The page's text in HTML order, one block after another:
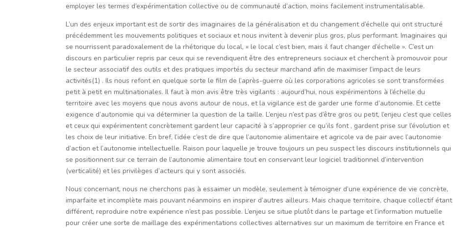
employer les termes d’expérimentation collective ou de communauté d’action, moins facilement instrumentalisable.
L’un des enjeux important est de sortir des imaginaires de la généralisation et du changement d’échelle qui ont structuré
précédemment les mouvements politiques et sociaux et nous invitent à devenir plus gros, plus performant. Imaginaires qui
se nourrissent paradoxalement de la rhétorique du local, « le local c’est bien, mais il faut changer d’échelle ». C’est un
discours en particulier repris par ceux qui se revendiquent être des entrepreneurs sociaux et cherchent à promouvoir pour
le secteur associatif des outils et des pratiques importés du secteur marchand afin de maximiser l’impact de leurs
activités(1) . Ils nous refont en quelque sorte le film de l’après-guerre où les corporations agricoles se sont transformées
petit à petit en multinationales. Il faut à mon avis être très vigilants : aujourd’hui, nous expérimentons à l’échelle du
territoire avec les moyens que nous avons autour de nous, et la vigilance est de garder une forme d’autonomie. Et cette
exigence d’autonomie qui va déterminer la question de la taille. L’enjeu n’est pas d’être gros ou petit, l’enjeu c’est que celles
et ceux qui expérimentent concrètement gardent leur capacité à s’approprier ce qu’ils font , gardent prise sur l’évolution et
les choix de leur initiative. En bref, l’idée c’est de dire que l’autonomie alimentaire et agricole va de pair avec l’autonomie
d’action et l’autonomie intellectuelle. Raison pour laquelle je trouve toujours un peu suspect les discours institutionnels qui
se positionnent sur ce terrain de l’autonomie alimentaire tout en conservant leur logiciel traditionnel d’intervention
(verticalité) et les privilèges d’acteurs qui y sont associés.
Nous concernant, nous ne cherchons pas à essaimer un modèle, seulement à témoigner d’une expérience de vie concrète,
imparfaite et incomplète mais pouvant néanmoins en inspirer d’autres ailleurs. Mais chaque territoire, chaque collectif étant
différent, reproduire notre expérience n’est pas possible. L’enjeu se situe plutôt dans le partage et l’information mutuelle
pour créer une sorte de maillage des expérimentations collectives alternatives sur un maximum de territoire en France et